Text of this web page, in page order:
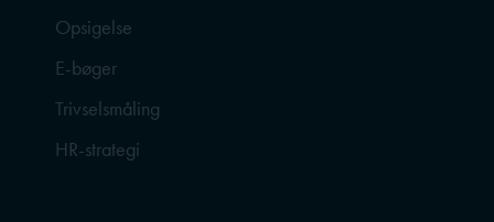
Opsigelse
E-bøger
Trivselsmåling
HR-strategi